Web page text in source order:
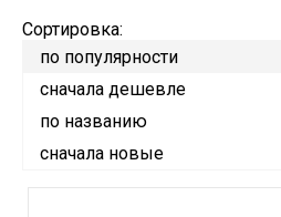
Сортировка:
по популярности
сначала дешевле
по названию
сначала новые